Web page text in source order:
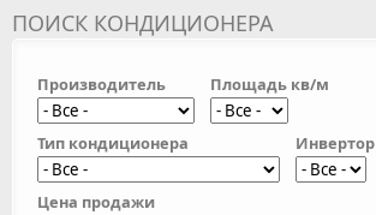
ПОИСК КОНДИЦИОНЕРА
Производитель Площадь кв/м
Тип кондиционера Инвертор
Цена продажи